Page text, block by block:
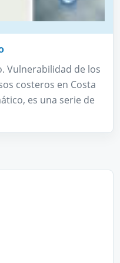
Vulnerabilidad de los
costeros en Costa
es una serie de